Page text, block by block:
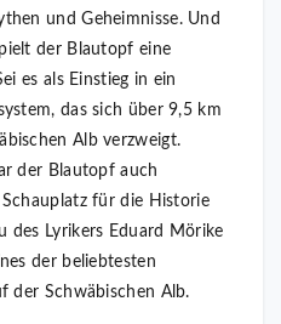
und Geheimnisse. Und
der Blautopf eine
es als Einstieg in ein
das sich über 9,5 km
Alb verzweigt.
der Blautopf auch
für die Historie
des Lyrikers Eduard Mörike
der beliebtesten
der Schwäbischen Alb.